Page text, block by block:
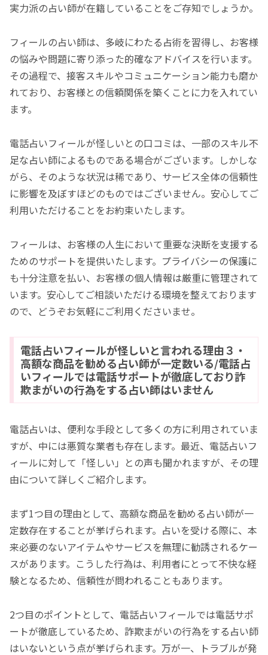
実力派の占い師が在籍していることをご存知でしょうか。
フィールの占い師は、多岐にわたる占術を習得し、お客様
の悩みや問題に寄り添った的確なアドバイスを行います。
その過程で、接客スキルやコミュニケーション能力も磨か
れており、お客様との信頼関係を築くことに力を入れてい
ます。
電話占いフィールが怪しいとの口コミは、一部のスキル不
足な占い師によるものである場合がございます。しかしな
がら、そのような状況は稀であり、サービス全体の信頼性
に影響を及ぼすほどのものではございません。安心してご
利用いただけることをお約束いたします。
フィールは、お客様の人生において重要な決断を支援する
ためのサポートを提供いたします。プライバシーの保護に
も十分注意を払い、お客様の個人情報は厳重に管理されて
います。安心してご相談いただける環境を整えております
ので、どうぞお気軽にご利用くださいませ。
電話占いフィールが怪しいと言われる理由３・
高額な商品を勧める占い師が一定数いる/電話占
いフィールでは電話サポートが徹底しており詐
欺まがいの行為をする占い師はいません
電話占いは、便利な手段として多くの方に利用されていま
すが、中には悪質な業者も存在します。最近、電話占いフ
ィールに対して「怪しい」との声も聞かれますが、その理
由について詳しくご紹介します。
まず1つ目の理由として、高額な商品を勧める占い師が一
定数存在することが挙げられます。占いを受ける際に、本
来必要のないアイテムやサービスを無理に勧誘されるケー
スがあります。こうした行為は、利用者にとって不快な経
験となるため、信頼性が問われることもあります。
2つ目のポイントとして、電話占いフィールでは電話サポ
ートが徹底しているため、詐欺まがいの行為をする占い師
はいないという点が挙げられます。万が一、トラブルが発